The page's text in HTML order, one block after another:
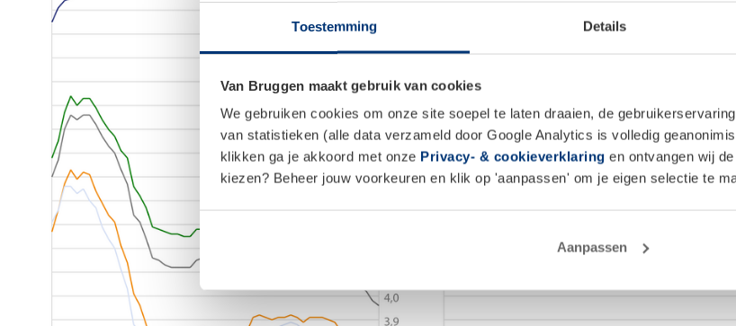
Toestemming Details
Van Bruggen maakt gebruik van cookies
We gebruiken cookies om onze site soepel te laten draaien, de
van statistieken (alle data verzameld door Google Analytics is volledig
klikken ga je akkoord met onze Privacy- & cookieverklaring en ontvangen wij
kiezen? Beheer jouw voorkeuren en klik op 'aanpassen' om je eigen selectie te
Aanpassen